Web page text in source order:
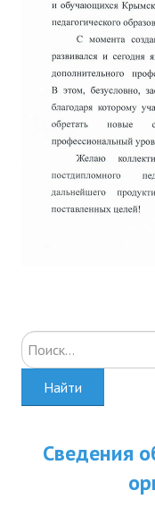
Искать...
Найти
Сведения